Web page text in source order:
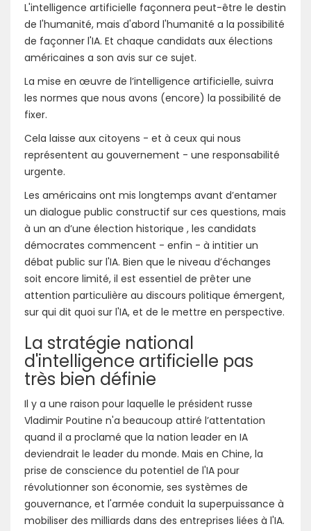
L'intelligence artificielle façonnera peut-être le destin
de l'humanité, mais d'abord l'humanité a la possibilité
de façonner l'IA. Et chaque candidats aux élections
américaines a son avis sur ce sujet.
La mise en œuvre de l’intelligence artificielle, suivra
les normes que nous avons (encore) la possibilité de
fixer.
Cela laisse aux citoyens - et à ceux qui nous
représentent au gouvernement - une responsabilité
urgente.
Les américains ont mis longtemps avant d’entamer
un dialogue public constructif sur ces questions, mais
à un an d’une élection historique , les candidats
démocrates commencent - enfin - à intitier un
débat public sur l'IA. Bien que le niveau d’échanges
soit encore limité, il est essentiel de prêter une
attention particulière au discours politique émergent,
sur qui dit quoi sur l'IA, et de le mettre en perspective.
La stratégie national
d'intelligence artificielle pas
très bien définie
Il y a une raison pour laquelle le président russe
Vladimir Poutine n'a beaucoup attiré l’attentation
quand il a proclamé que la nation leader en IA
deviendrait le leader du monde. Mais en Chine, la
prise de conscience du potentiel de l'IA pour
révolutionner son économie, ses systèmes de
gouvernance, et l'armée conduit la superpuissance à
mobiliser des milliards dans des entreprises liées à l'IA.